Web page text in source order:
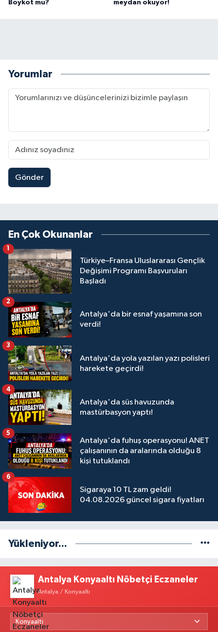
Boykot mu? meydan okuyor!
Yorumlar
Gönder
En Çok Okunanlar
Türkiye–Fransa Uluslararası Gençlik
Değişimi Programı Başvuruları
Başladı
1
Antalya'da bir esnaf yaşamına son
verdi!
2
Antalya'da yola yazılan yazı polisleri
harekete geçirdi!
3
Antalya'da süs havuzunda
mastürbasyon yaptı!
4
Antalya'da fuhuş operasyonu! ANET
çalışanının da aralarında olduğu 8
kişi tutuklandı
5
Sigaraya 10 TL zam geldi!
04.08.2026 güncel sigara fiyatları
6
Yükleniyor...
Antalya Konyaaltı Nöbetçi Eczaneler
Antalya / Konyaaltı